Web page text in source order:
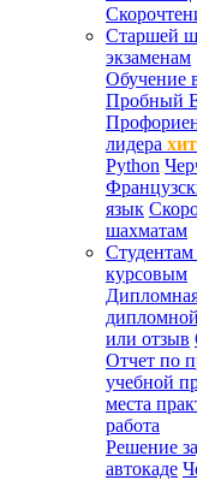
Старшей
экзаменам
Обучение
Пробный
лидера
Python
язык
шахматам
курсовым
дипломной
или отзыв
Отчет по
учебной
места
работа
Решение
автокаде